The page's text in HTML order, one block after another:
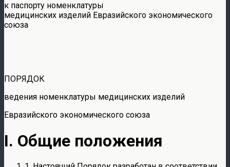
к паспорту номенклатуры
медицинских изделий Евразийского экономического
союза
ПОРЯДОК
ведения номенклатуры медицинских изделий
Евразийского экономического союза
I. Общие положения